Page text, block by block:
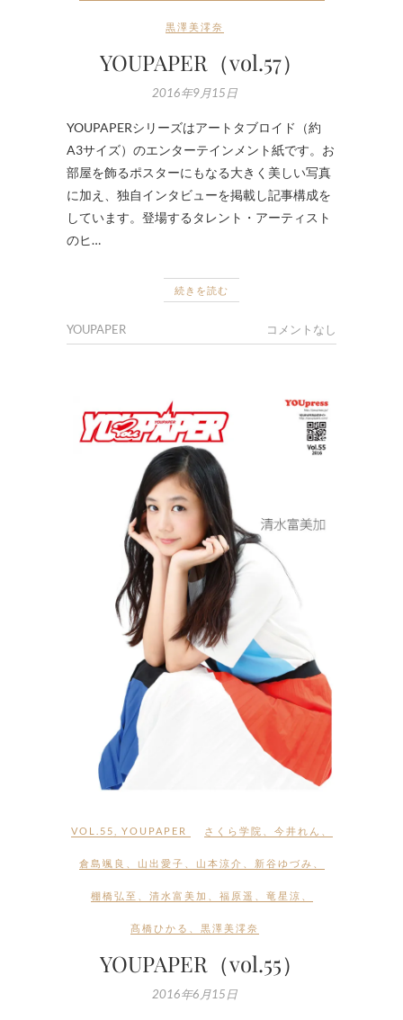
黒澤美澪奈
YOUPAPER（vol.57）
2016年9月15日
YOUPAPERシリーズはアートタブロイド（約
A3サイズ）のエンターテインメント紙です。お
部屋を飾るポスターにもなる大きく美しい写真
に加え、独自インタビューを掲載し記事構成を
しています。登場するタレント・アーティスト
のヒ…
続きを読む
YOUPAPER コメントなし
VOL.55 YOUPAPER さくら学院 今井れん
倉島颯良 山出愛子 山本涼介 新谷ゆづみ
棚橋弘至 清水富美加 福原遥 竜星涼
髙橋ひかる 黒澤美澪奈
YOUPAPER（vol.55）
2016年6月15日